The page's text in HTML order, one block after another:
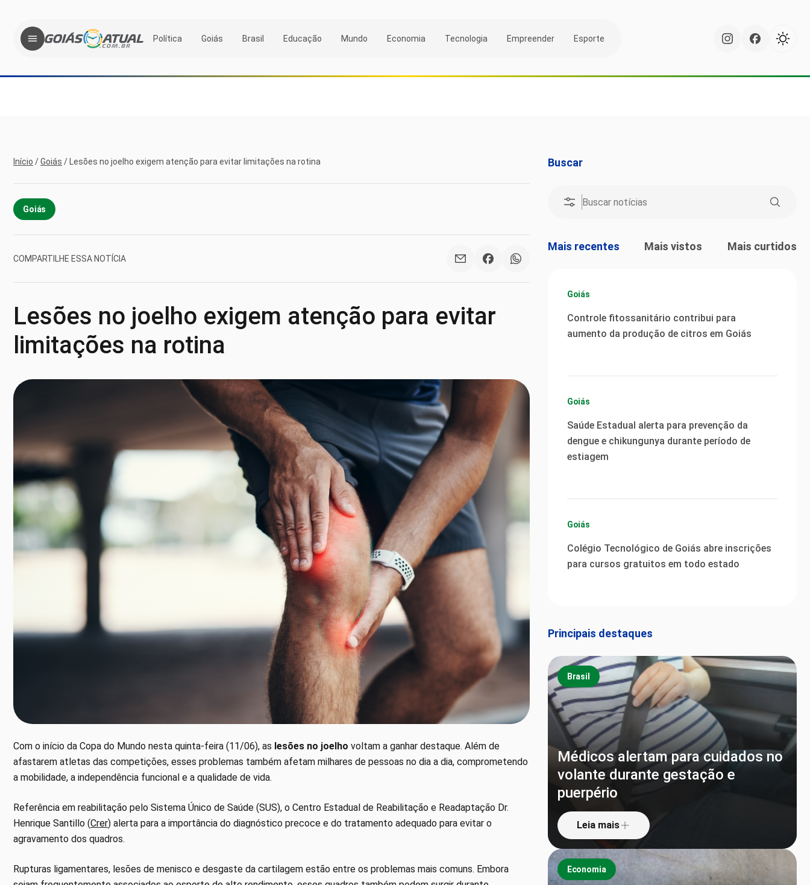
Política Goiás Brasil Educação Mundo Economia Tecnologia Empreender Esporte
Início /Goiás / Lesões no joelho exigem atenção para evitar limitações na rotina
Goiás
COMPARTILHE ESSA NOTÍCIA
Lesões no joelho exigem atenção para evitar
limitações na rotina
Com o início da Copa do Mundo nesta quinta-feira (11/06), as lesões no joelho voltam a ganhar destaque. Além de
afastarem atletas das competições, esses problemas também afetam milhares de pessoas no dia a dia, comprometendo
a mobilidade, a independência funcional e a qualidade de vida.
Referência em reabilitação pelo Sistema Único de Saúde (SUS), o Centro Estadual de Reabilitação e Readaptação Dr.
Henrique Santillo (Crer) alerta para a importância do diagnóstico precoce e do tratamento adequado para evitar o
agravamento dos quadros.
Rupturas ligamentares, lesões de menisco e desgaste da cartilagem estão entre os problemas mais comuns. Embora
Buscar
Mais recentes Mais vistos Mais curtidos
Goiás
Controle fitossanitário contribui para
aumento da produção de citros em Goiás
Goiás
Saúde Estadual alerta para prevenção da
dengue e chikungunya durante período de
estiagem
Goiás
Colégio Tecnológico de Goiás abre inscrições
para cursos gratuitos em todo estado
Principais destaques
Brasil
Médicos alertam para cuidados no
volante durante gestação e
puerpério
Leia mais
Economia